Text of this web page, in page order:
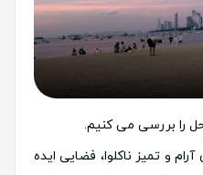
را بررسی می کنیم.
و تمیز ناکلوا، فضایی ایده